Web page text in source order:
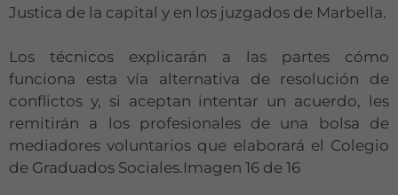
Justica de la capital y en los juzgados de Marbella.
Los técnicos explicarán a las partes cómo
funciona esta vía alternativa de resolución de
conflictos y, si aceptan intentar un acuerdo, les
remitirán a los profesionales de una bolsa de
mediadores voluntarios que elaborará el Colegio
de Graduados Sociales.Imagen 16 de 16